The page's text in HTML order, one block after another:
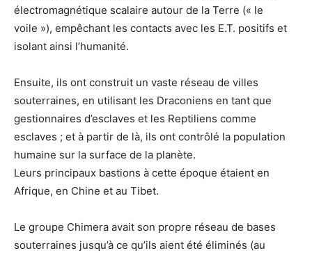
électromagnétique scalaire autour de la Terre (« le
voile »), empêchant les contacts avec les E.T. positifs et
isolant ainsi l’humanité.
Ensuite, ils ont construit un vaste réseau de villes
souterraines, en utilisant les Draconiens en tant que
gestionnaires d’esclaves et les Reptiliens comme
esclaves ; et à partir de là, ils ont contrôlé la population
humaine sur la surface de la planète.
Leurs principaux bastions à cette époque étaient en
Afrique, en Chine et au Tibet.
Le groupe Chimera avait son propre réseau de bases
souterraines jusqu’à ce qu’ils aient été éliminés (au